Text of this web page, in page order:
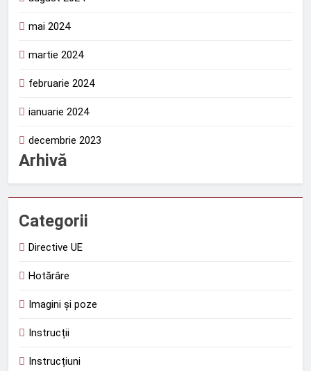
mai 2024
martie 2024
februarie 2024
ianuarie 2024
decembrie 2023
Arhivă
Categorii
Directive UE
Hotărâre
Imagini și poze
Instrucții
Instrucțiuni